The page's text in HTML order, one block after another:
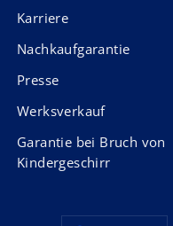
Karriere
Nachkaufgarantie
Presse
Werksverkauf
Garantie bei Bruch von
Kindergeschirr